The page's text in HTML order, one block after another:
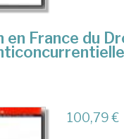
en France du
100,79 €